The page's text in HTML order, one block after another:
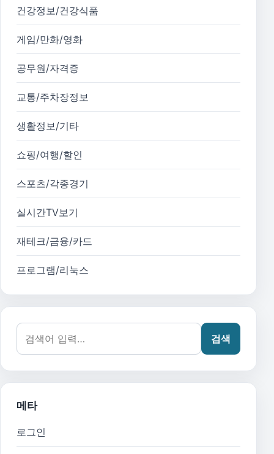
건강정보/건강식품
게임/만화/영화
공무원/자격증
교통/주차장정보
생활정보/기타
쇼핑/여행/할인
스포츠/각종경기
실시간TV보기
재테크/금융/카드
프로그램/리눅스
검색어:
검색
메타
로그인